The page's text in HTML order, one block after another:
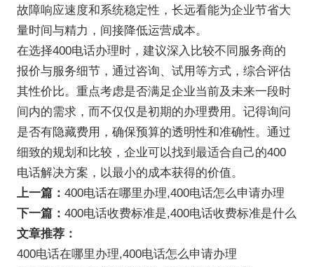
故障响应速度和系统稳定性，长远看能为企业节省大
量时间与精力，间接降低运营成本。
在选择400电话办理时，建议深入比较不同服务商的
报价与服务细节，通过咨询、试用等方式，综合评估
其性价比。重点考虑是否满足企业当前及未来一段时
间内的需求，而不仅仅是初期的办理费用。记得询问
是否有隐藏费用，确保预算的透明性和准确性。通过
细致的规划和比较，企业可以找到最适合自己的400
电话解决方案，以最小的成本获得的价值。
上一篇： 400电话在哪里办理,400电话怎么申请办理
下一篇： 400电话收费标准是,400电话收费标准是什么
文章推荐：
400电话在哪里办理,400电话怎么申请办理